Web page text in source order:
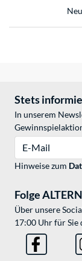
Stets
In unserem
Hinweise zum
Folge
Über unsere
17:00 Uhr für Sie